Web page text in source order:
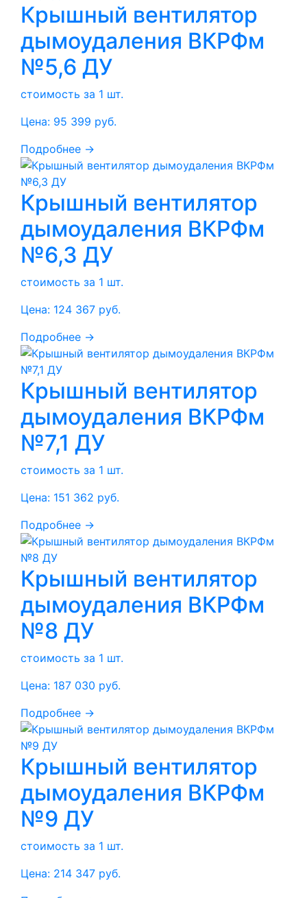
Крышный вентилятор
дымоудаления ВКРФм
№5,6 ДУ
стоимость за 1 шт.
Цена: 95 399 руб.
Подробнее →
Крышный вентилятор
дымоудаления ВКРФм
№6,3 ДУ
стоимость за 1 шт.
Цена: 124 367 руб.
Подробнее →
Крышный вентилятор
дымоудаления ВКРФм
№7,1 ДУ
стоимость за 1 шт.
Цена: 151 362 руб.
Подробнее →
Крышный вентилятор
дымоудаления ВКРФм
№8 ДУ
стоимость за 1 шт.
Цена: 187 030 руб.
Подробнее →
Крышный вентилятор
дымоудаления ВКРФм
№9 ДУ
стоимость за 1 шт.
Цена: 214 347 руб.